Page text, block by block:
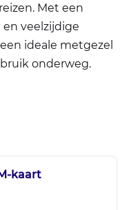
Met een
veelzijdige
ideale metgezel
onderweg.
kaart